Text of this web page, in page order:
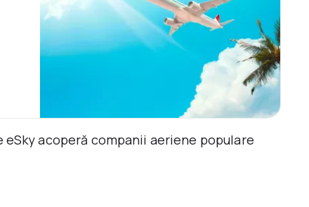
acoperă companii aeriene populare